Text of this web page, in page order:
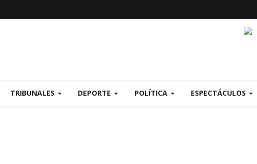
TRIBUNALES DEPORTE POLÍTICA ESPECTÁCULOS